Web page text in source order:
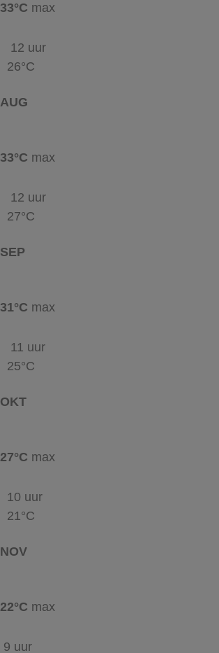
33°C max
12 uur
26°C
AUG
33°C max
12 uur
27°C
SEP
31°C max
11 uur
25°C
OKT
27°C max
10 uur
21°C
NOV
22°C max
9 uur